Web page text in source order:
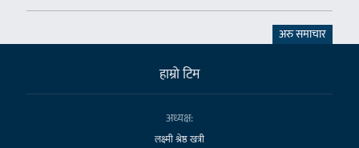
अरु समाचार
हाम्राे टिम
अध्यक्ष:
लक्ष्मी श्रेष्ठ खत्री